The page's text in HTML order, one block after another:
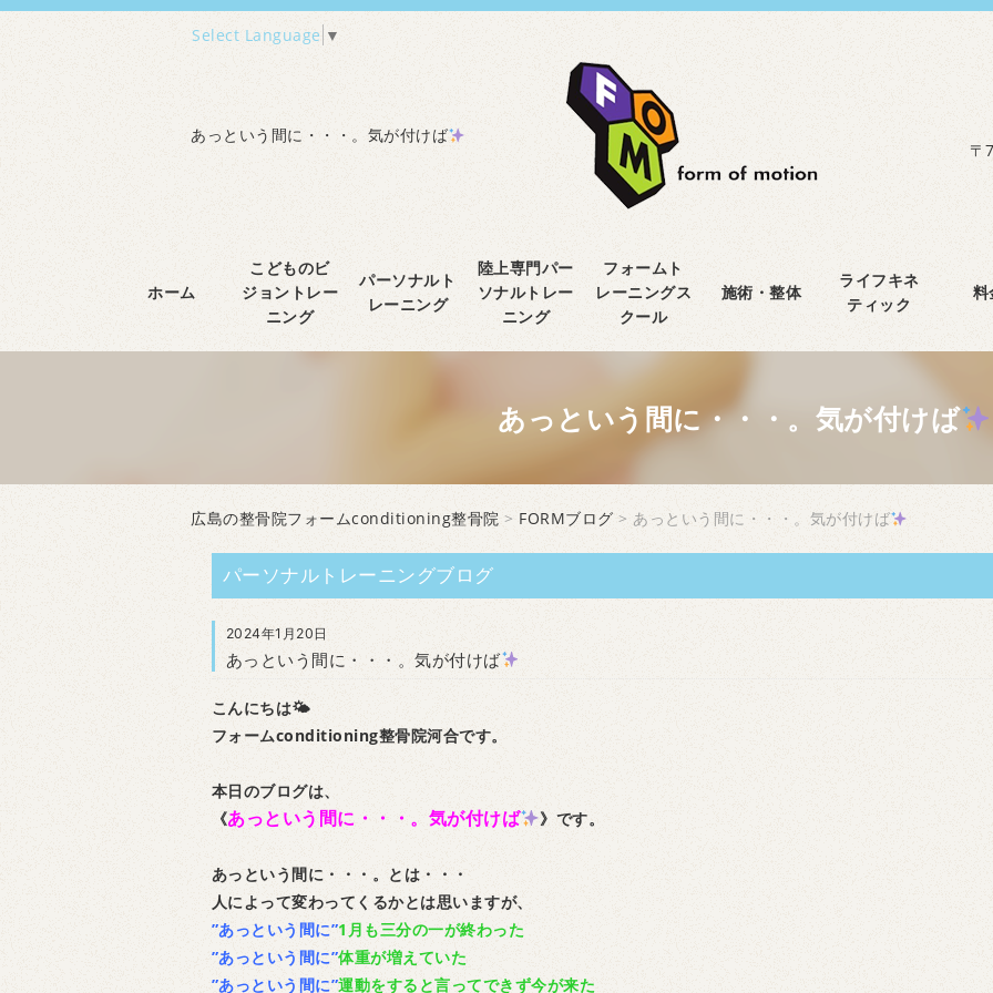
Select Language ▼
あっという間に・・・。気が付けば
〒
ホーム
こどものビ
ジョントレー
ニング
パーソナルト
レーニング
陸上専門パー
ソナルトレー
ニング
フォームト
レーニングス
クール
施術・整体
ライフキネ
ティック
料
あっという間に・・・。気が付けば
広島の整骨院フォームconditioning整骨院 > FORMブログ > あっという間に・・・。気が付けば
パーソナルトレーニングブログ
2024年1月20日
あっという間に・・・。気が付けば
こんにちは🌤
フォームconditioning整骨院河合です。
本日のブログは、
《あっという間に・・・。気が付けば 》です。
あっという間に・・・。とは・・・
人によって変わってくるかとは思いますが、
”あっという間に”1月も三分の一が終わった
”あっという間に”体重が増えていた
”あっという間に”運動をすると言ってできず今が来た